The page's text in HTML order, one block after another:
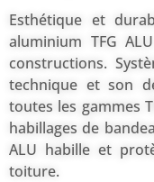
Esthétique et
aluminium TFG
constructions.
technique et son
toutes les gammes
habillages de
ALU habille et
toiture.